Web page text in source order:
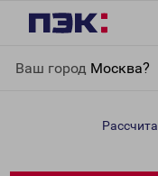
Ваш город Москва?
Ленинградскую